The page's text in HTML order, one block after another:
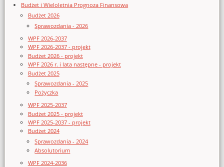
Budżet i Wieloletnia Prognoza Finansowa
Budżet 2026
Sprawozdania - 2026
WPF 2026-2037
WPF 2026-2037 - projekt
Budżet 2026 - projekt
WPF 2026 r. i lata następne - projekt
Budżet 2025
Sprawozdania - 2025
Pożyczka
WPF 2025-2037
Budżet 2025 - projekt
WPF 2025-2037 - projekt
Budżet 2024
Sprawozdania - 2024
Absolutorium
WPF 2024-2036